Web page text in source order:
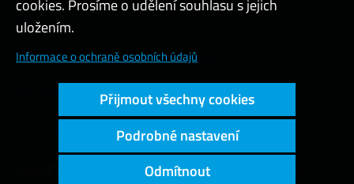
Admin
Cookies a ochrana osobních údajů
Přístupnost webu
Vysoký kontrast
Copyright © 2000 - 2026 Vysoká škola ekonomická v Praze
cookies. Prosíme o udělení souhlasu s jejich
uložením.
Informace o ochraně osobních údajů
Přijmout všechny cookies
Podrobné nastavení
Odmítnout